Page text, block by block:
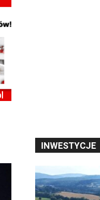
INWESTYCJE